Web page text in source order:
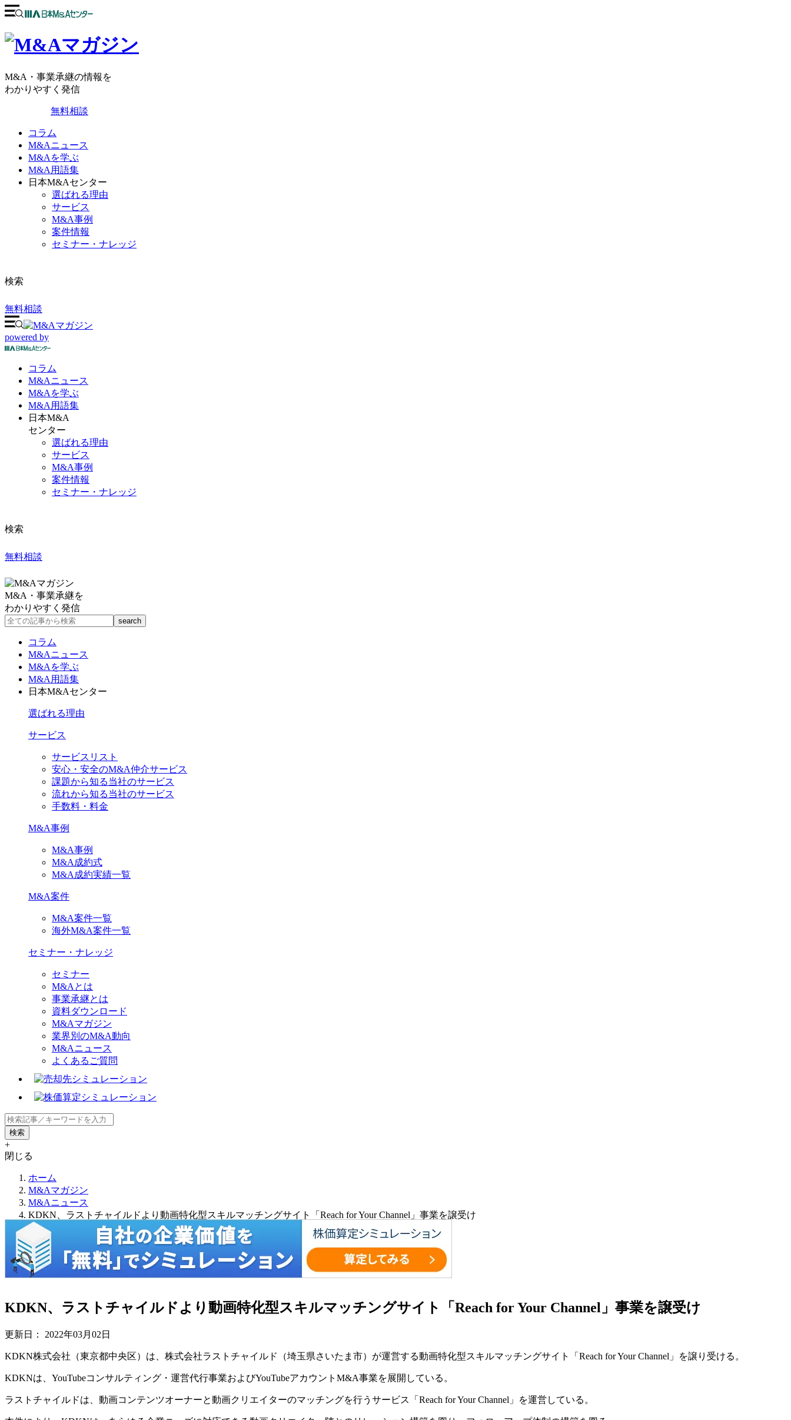
M&A・事業承継の情報を
わかりやすく発信
無料相談
コラム
M&Aニュース
M&Aを学ぶ
M&A用語集
日本M&Aセンター
選ばれる理由
サービス
M&A事例
案件情報
セミナー・ナレッジ
検索
無料相談
powered by
コラム
M&Aニュース
M&Aを学ぶ
M&A 用語集
日本M&A
センター
選ばれる理由
サービス
M&A事例
案件情報
セミナー・ナレッジ
検索
無料相談
M&A・事業承継を
わかりやすく発信
コラム
M&Aニュース
M&Aを学ぶ
M&A用語集
日本M&Aセンター
選ばれる理由
サービス
サービスリスト
安心・安全のM&A仲介サービス
課題から知る当社のサービス
流れから知る当社のサービス
手数料・料金
M&A事例
M&A事例
M&A成約式
M&A成約実績一覧
M&A案件
M&A案件一覧
海外M&A案件一覧
セミナー・ナレッジ
セミナー
M&Aとは
事業承継とは
資料ダウンロード
M&Aマガジン
業界別のM&A動向
M&Aニュース
よくあるご質問
+
閉じる
ホーム
M&Aマガジン
M&Aニュース
KDKN、ラストチャイルドより動画特化型スキルマッチングサイト「Reach for Your Channel」事業を譲受け
KDKN、ラストチャイルドより動画特化型スキルマッチングサイト「Reach for Your Channel」事業を譲受け
更新日： 2022年03月02日
KDKN株式会社（東京都中央区）は、株式会社ラストチャイルド（埼玉県さいたま市）が運営する動画特化型スキルマッチングサイト「Reach for Your Channel」を譲り受ける。
KDKNは、YouTubeコンサルティング・運営代行事業およびYouTubeアカウントM&A事業を展開している。
ラストチャイルドは、動画コンテンツオーナーと動画クリエイターのマッチングを行うサービス「Reach for Your Channel」を運営している。